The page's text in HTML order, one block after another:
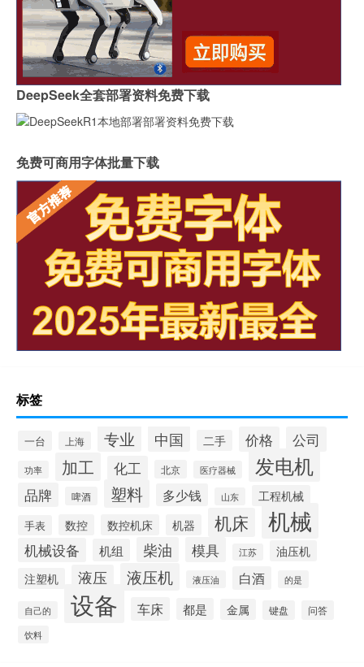
DeepSeek全套部署资料免费下载
免费可商用字体批量下载
标签
一台 上海 专业 中国 二手 价格 公司
功率 加工 化工 北京 医疗器械 发电机
品牌 啤酒 塑料 多少钱 山东 工程机械
手表 数控 数控机床 机器 机床 机械
机械设备 机组 柴油 模具 江苏
油压机
注塑机
液压 液压机 液压油 白酒 的是
自己的 设备 车床 都是 金属 键盘 问答
饮料